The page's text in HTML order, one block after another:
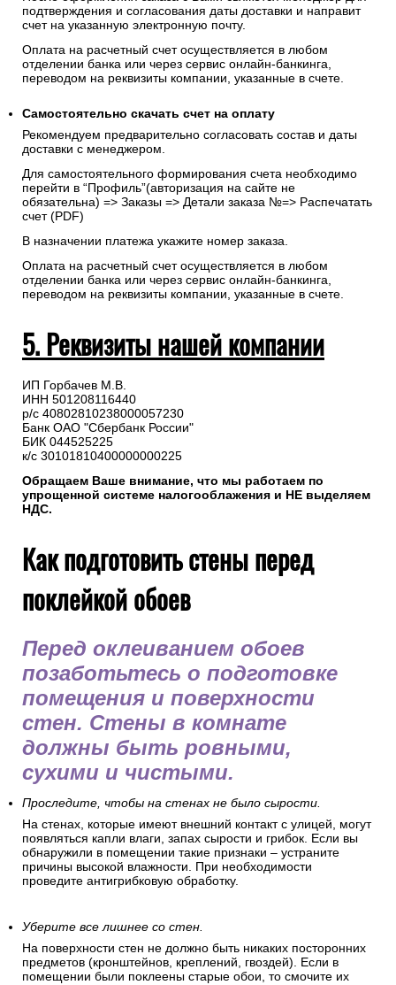
Для Юр. Лиц (без НДС): Заполните все поля формы и
укажите реквизиты, на которые будет выставлен счет.
Запрос счета на оплату
подтверждения и согласования даты доставки и направит
счет на указанную электронную почту.
Оплата на расчетный счет осуществляется в любом
отделении банка или через сервис онлайн-банкинга,
переводом на реквизиты компании, указанные в счете.
Самостоятельно скачать счетна оплату
доставки с менеджером.
Для самостоятельного формирования счета необходимо
перейти в “Профиль”(авторизация на сайте не
обязательна) => Заказы => Детали заказа №=> Распечатать
В назначении платежа укажите номер заказа.
Оплата на расчетный счет осуществляется в любом
переводом на реквизиты компании, указанные в счете.
5. Реквизиты нашей компании
ИП Горбачев М.В.
ИНН 501208116440
р/с 40802810238000057230
к/с 30101810400000000225
Обращаем Ваше внимание, что мы работаем по
упрощенной системе налогооблажения и НЕ выделяем
НДС.
Как подготовить стены перед
поклейкой обоев
Перед оклеиванием обоев
позаботьтесь о подготовке
помещения и поверхности
стен. Стены в комнате
должны быть ровными,
сухими и чистыми.
На стенах, которые имеют внешний контакт с улицей, могут
появляться капли влаги, запах сырости и грибок. Если вы
обнаружили в помещении такие признаки – устраните
причины высокой влажности. При необходимости
проведите антигрибковую обработку.